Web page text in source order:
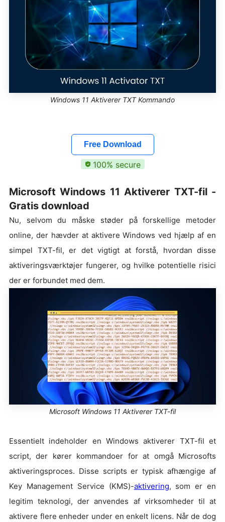
Windows 11 Aktiverer TXT Kommando
Free Download
100% secure
Microsoft Windows 11 Aktiverer TXT-fil -
Gratis download
Nu, selvom du måske støder på forskellige metoder
online, der hævder at aktivere Windows ved hjælp af en
simpel TXT-fil, er det vigtigt at forstå, hvordan disse
aktiveringsværktøjer fungerer, og hvilke potentielle risici
der er forbundet med dem.
Microsoft Windows 11 Aktiverer TXT-fil
Essentielt indeholder en Windows aktiverer TXT-fil et
script, der kører kommandoer for at omgå Microsofts
aktiveringsproces. Disse scripts er typisk afhængige af
Key Management Service (KMS)-aktivering, som er en
legitim teknologi, der anvendes af virksomheder til at
aktivere flere enheder under en enkelt licens. Når de dog